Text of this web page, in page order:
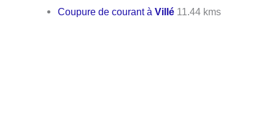
Coupure de courant àVillé 11.44 kms